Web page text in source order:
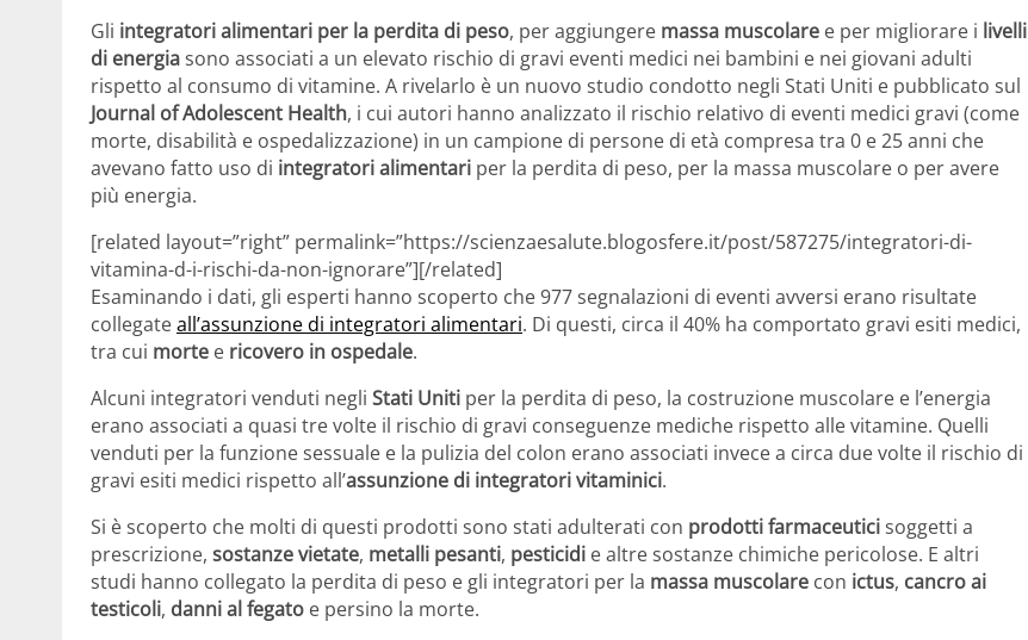
Gli integratori alimentari per la perdita di peso, per aggiungere massa muscolare e per migliorare i livelli
di energiasono associati a un elevato rischio di gravi eventi medici nei bambini e nei giovani adulti
rispetto al consumo di vitamine. A rivelarlo è un nuovo studio condotto negli Stati Uniti e pubblicato sul
Journal of Adolescent Health, i cui autori hanno analizzato il rischio relativo di eventi medici gravi (come
morte, disabilità e ospedalizzazione) in un campione di persone di età compresa tra 0 e 25 anni che
avevano fatto uso di integratori alimentari per la perdita di peso, per la massa muscolare o per avere
più energia.
[related layout=”right” permalink=”https://scienzaesalute.blogosfere.it/post/587275/integratori-di-
vitamina-d-i-rischi-da-non-ignorare”][/related]
Esaminando i dati, gli esperti hanno scoperto che 977 segnalazioni di eventi avversi erano risultate
collegateall’assunzione di integratori alimentari. Di questi, circa il 40% ha comportato gravi esiti medici,
tra cui morte e ricovero in ospedale.
Alcuni integratori venduti negli Stati Uniti per la perdita di peso, la costruzione muscolare e l’energia
erano associati a quasi tre volte il rischio di gravi conseguenze mediche rispetto alle vitamine. Quelli
venduti per la funzione sessuale e la pulizia del colon erano associati invece a circa due volte il rischio di
gravi esiti medici rispetto all’assunzione di integratori vitaminici.
Si è scoperto che molti di questi prodotti sono stati adulterati con prodotti farmaceuticisoggetti a
prescrizione, sostanze vietate, metalli pesanti, pesticidi e altre sostanze chimiche pericolose. E altri
studi hanno collegato la perdita di peso e gli integratori per la massa muscolare con ictus, cancro ai
testicoli, danni al fegato e persino la morte.